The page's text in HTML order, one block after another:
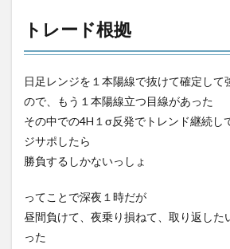
トレード根拠
日足レンジを１本陽線で抜けて確定して
ので、もう１本陽線立つ目線があった
その中での4H１σ反発でトレンド継続し
ジサポしたら
勝負するしかないっしょ
ってことで深夜１時だが
昼間負けて、夜乗り損ねて、取り返した
った